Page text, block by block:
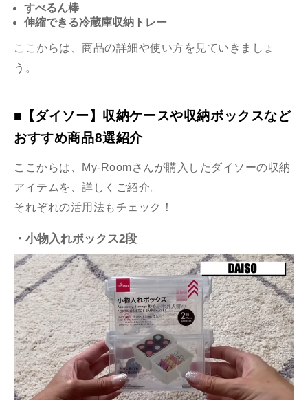
すべるん棒
伸縮できる冷蔵庫収納トレー
ここからは、商品の詳細や使い方を見ていきましょ
う。
■【ダイソー】収納ケースや収納ボックスなど
おすすめ商品8選紹介
ここからは、
My-Roomさんが購入したダイソーの収納
アイテムを、詳しくご紹介。
それぞれの活用法もチェック！
・小物入れボックス2段